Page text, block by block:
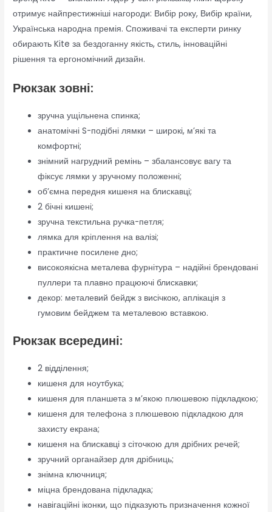
отримує найпрестижніші нагороди: Вибір року, Вибір країни,
Українська народна премія. Споживачі та експерти ринку
обирають Kite за бездоганну якість, стиль, інноваційні
рішення та ергономічний дизайн.
Рюкзак зовні:
зручна ущільнена спинка;
анатомічні S-подібні лямки – широкі, м’які та
комфортні;
знімний нагрудний ремінь – збалансовує вагу та
фіксує лямки у зручному положенні;
об’ємна передня кишеня на блискавці;
2 бічні кишені;
зручна текстильна ручка-петля;
лямка для кріплення на валізі;
практичне посилене дно;
високоякісна металева фурнітура – надійні брендовані
пуллери та плавно працюючі блискавки;
декор: металевий бейдж з висічкою, аплікація з
гумовим бейджем та металевою вставкою.
Рюкзак всередині:
2 відділення;
кишеня для ноутбука;
кишеня для планшета з м’якою плюшевою підкладкою;
кишеня для телефона з плюшевою підкладкою для
захисту екрана;
кишеня на блискавці з сіточкою для дрібних речей;
зручний органайзер для дрібниць;
знімна ключниця;
міцна брендована підкладка;
навігаційні іконки, що підказують призначення кожної